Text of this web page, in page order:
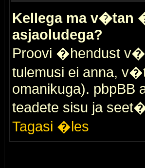
Kellega ma v�tan
asjaoludega?
Proovi �hendust
tulemusi ei anna,
omanikuga). pbpBB
teadete sisu ja
Tagasi �les